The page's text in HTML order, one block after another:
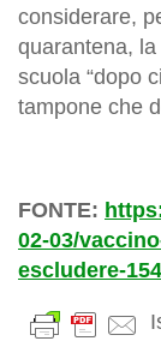
considerare,
quarantena,
scuola “dopo
tampone che
FONTE:
02-03/
escludere-